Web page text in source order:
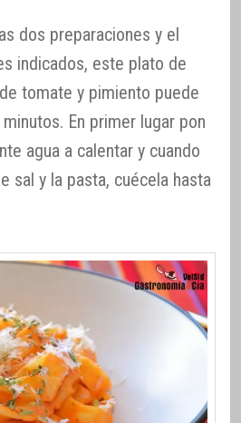
dos preparaciones y el
indicados, este plato de
tomate y pimiento puede
En primer lugar pon
agua a calentar y cuando
sal y la pasta, cuécela hasta